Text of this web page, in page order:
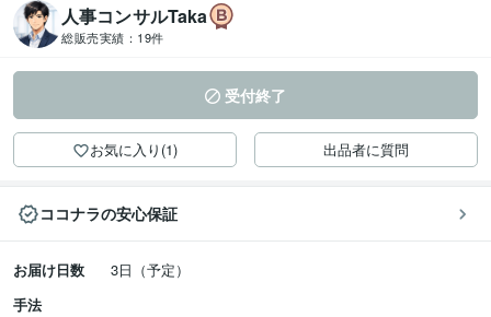
人事コンサルTaka
総販売実績： 19件
受付終了
お気に入り(1) 出品者に質問
ココナラの安心保証
お届け日数
3日（予定）
手法